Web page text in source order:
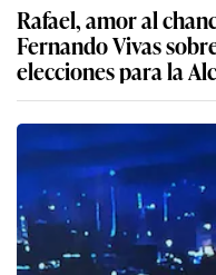
Rafael, amor al
Fernando Vivas
elecciones para la